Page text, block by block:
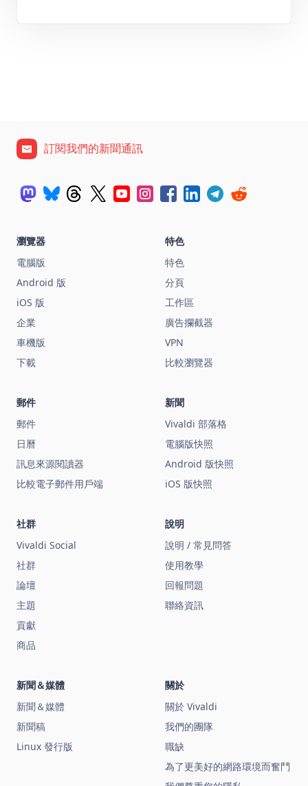
訂閱我們的新聞通訊
瀏覽器
電腦版
Android 版
iOS 版
企業
車機版
下載
特色
特色
分頁
工作區
廣告攔截器
VPN
比較瀏覽器
郵件
郵件
日曆
訊息來源閱讀器
比較電子郵件用戶端
新聞
Vivaldi 部落格
電腦版快照
Android 版快照
iOS 版快照
社群
Vivaldi Social
社群
論壇
主題
貢獻
商品
說明
說明 / 常見問答
使用教學
回報問題
聯絡資訊
新聞＆媒體
新聞＆媒體
新聞稿
Linux 發行版
關於
關於 Vivaldi
我們的團隊
職缺
為了更美好的網路環境而奮鬥